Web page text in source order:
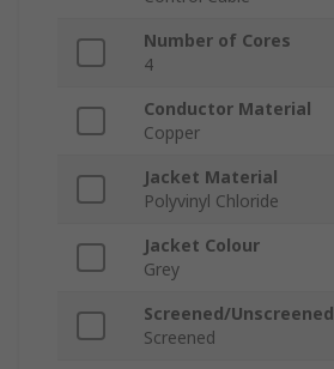
Number of Cores
4
Conductor Material
Copper
Jacket Material
Polyvinyl Chloride
Jacket Colour
Grey
Screened/Unscreened
Screened